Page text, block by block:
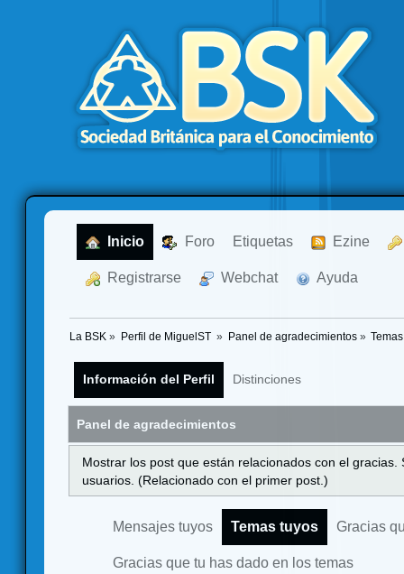
Inicio Foro Etiquetas Ezine
Registrarse Webchat Ayuda
La BSK » Perfil de MiguelST » Panel de agradecimientos»
Información del Perfil Distinciones
Panel de agradecimientos
Mostrar los post que están relacionados con el
usuarios. (Relacionado con el primer post.)
Mensajes tuyos Temas tuyos Gracias
Gracias que tu has dado en los temas